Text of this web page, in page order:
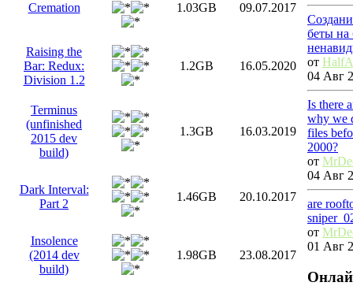
Cremation 1.03GB 09.07.2017
Raising the
Bar: Redux:
Division 1.2
1.2GB 16.05.2020
Terminus
(unfinished
2015 dev
build)
1.3GB 16.03.2019
Dark Interval:
Part 2
1.46GB 20.10.2017
Insolence
(2014 dev
build)
1.98GB 23.08.2017
беты на
от
04 Авг
Is there
why we
files
2000?
от
04 Авг
are
от
01 Авг